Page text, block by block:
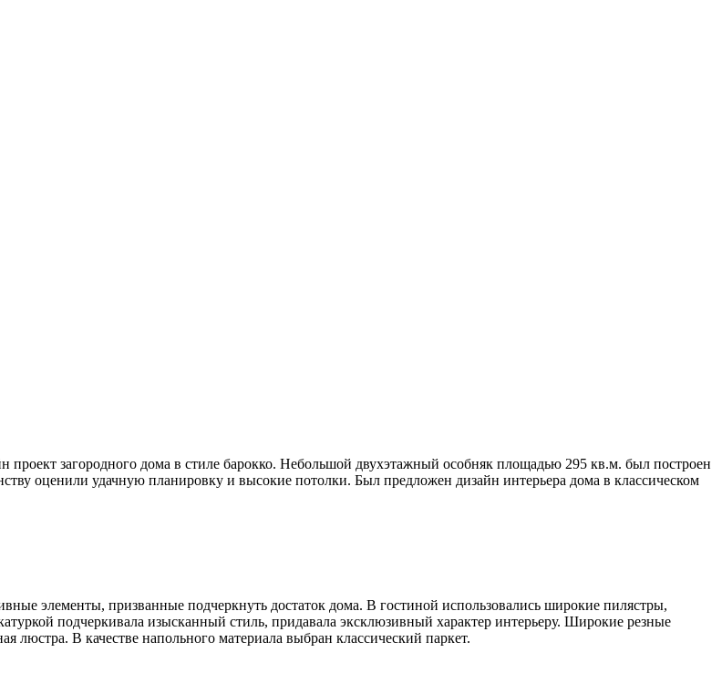
проект загородного дома в стиле барокко. Небольшой двухэтажный особняк площадью 295 кв.м. был построен
оценили удачную планировку и высокие потолки. Был предложен дизайн интерьера дома в классическом
элементы, призванные подчеркнуть достаток дома. В гостиной использовались широкие пилястры,
подчеркивала изысканный стиль, придавала эксклюзивный характер интерьеру. Широкие резные
люстра. В качестве напольного материала выбран классический паркет.